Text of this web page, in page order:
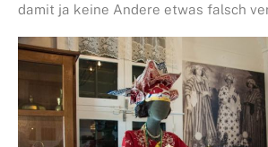
damit ja keine Andere etwas falsch